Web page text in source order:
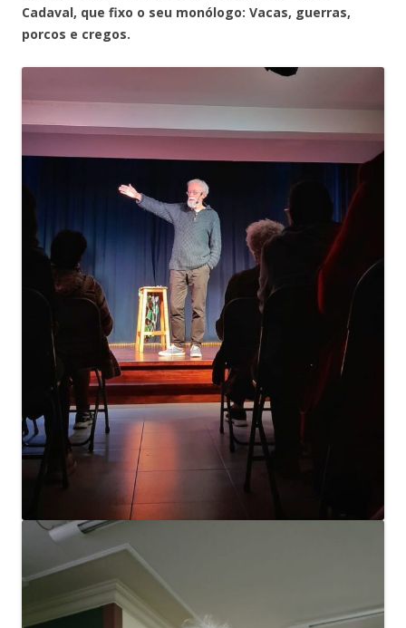
Cadaval, que fixo o seu monólogo: Vacas, guerras,
porcos e cregos.